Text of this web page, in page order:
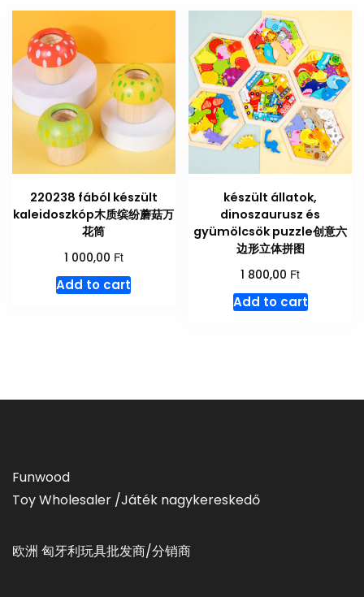
220238 fából készült
kaleidoszkóp木质缤纷蘑菇万
花筒
1 000,00 Ft
Add to cart
készült állatok,
dinoszaurusz és
gyümölcsök puzzle创意六
边形立体拼图
1 800,00 Ft
Add to cart
Funwood
Toy Wholesaler /Játék nagykereskedő
欧洲 匈牙利玩具批发商/分销商